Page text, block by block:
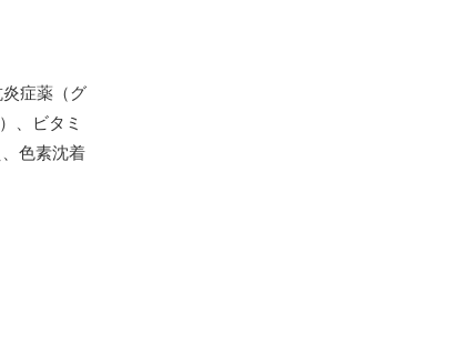
症薬（グ
、ビタミ
色素沈着